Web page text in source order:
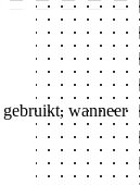
wanneer